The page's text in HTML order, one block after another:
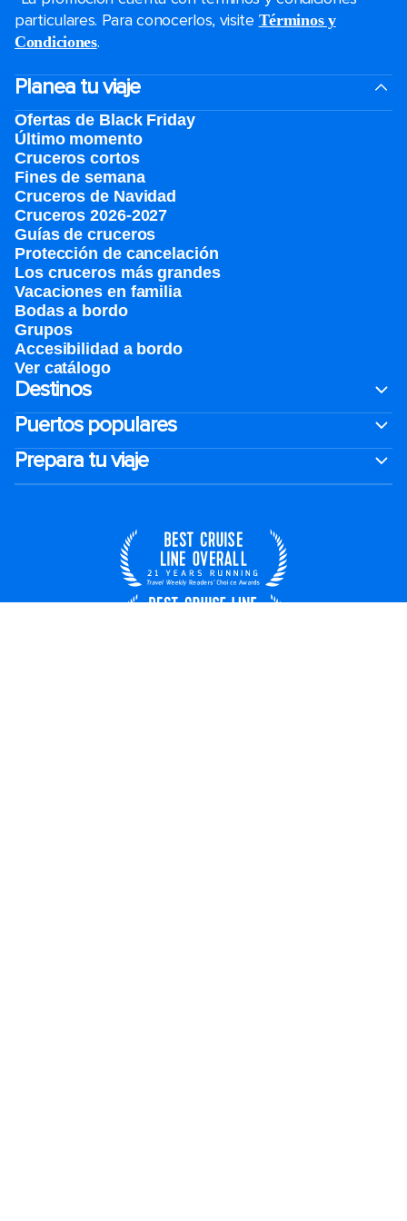
particulares. Para conocerlos, visite Términos y
Condiciones.
Planea tu viaje
Ofertas de Black Friday
Último momento
Cruceros cortos
Fines de semana
Cruceros de Navidad
Cruceros 2026-2027
Guías de cruceros
Protección de cancelación
Los cruceros más grandes
Vacaciones en familia
Bodas a bordo
Grupos
Accesibilidad a bordo
Ver catálogo
Destinos
Puertos populares
Prepara tu viaje